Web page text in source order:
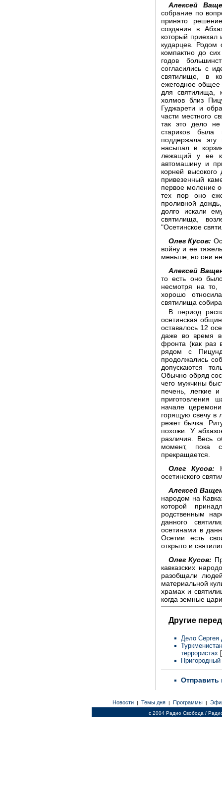
Алексей
собрание по
принято
создания в
который приехал
кударцев. Родом
компактно до
годов
согласились с
святилище, в
ежегодное
для святилища,
холмов близ
Гуджарети и
части местного
так это дело не
стариков была
поддержала
насыпал в
лежащий у ее
автомашину и
корней
привезенный
первое моление
тех пор оно
проливной
долго искали
святилища,
"Осетинское
Олег Кусов:
войну и ее
меньше, но они
Алексей
то есть оно
несмотря на то,
хорошо
святилища
В период
осетинская
оставалось 12
даже во время
фронта (как раз
рядом с
продолжались
допускаются
Обычно обряд
чего мужчины
печень, легкие
приготовления
начале
горящую свечу в
режет бычка.
похожи. У
различия. Весь
момент, пока
прекращается.
Олег Кусов:
осетинского
Алексей
народом на
которой
родственным
данного
осетинами в
Осетии есть
открыто и
Олег Кусов:
кавказских
разобщали
материальной
храмах и
когда земные
Другие
Дело Сергея
террористах
Отправить
Новости | Темы дня | Программы |
c 2004 Радио Свобода /